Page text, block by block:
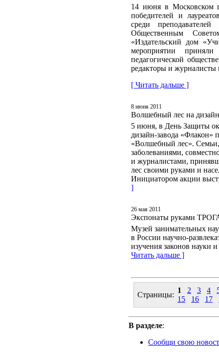
14 июня в Московском
победителей и
среди
Общественным
«Издательский дом
мероприятии приняли
педагогической
редакторы и
[ Читать дальше ]
8 июня 2011
Волшебный лес на
5 июня, в День Защиты
дизайн-завода «Флакон»
«Волшебный лес».
заболеваниями,
и журналистами,
лес своими руками и
Инициатором акции
]
26 мая 2011
Экспонаты руками
Музей занимательных
в России научно-
изучения законов
Читать дальше ]
Страницы:
1 2 3 4
15
16 17
В разделе:
Cообщи свою